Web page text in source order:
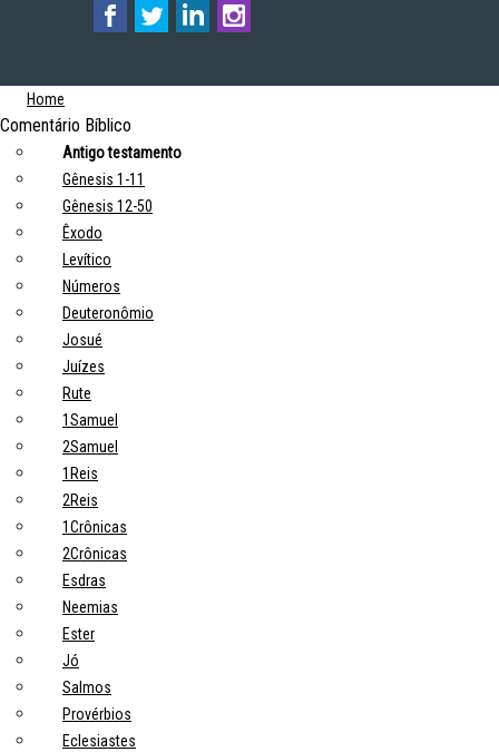
Home
Comentário Bíblico
Antigo testamento
Gênesis 1-11
Gênesis 12-50
Êxodo
Levítico
Números
Deuteronômio
Josué
Juízes
Rute
1Samuel
2Samuel
1Reis
2Reis
1Crônicas
2Crônicas
Esdras
Neemias
Ester
Jó
Salmos
Provérbios
Eclesiastes